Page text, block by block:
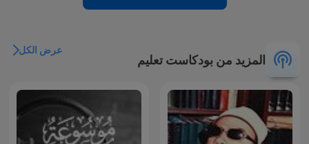
المزيد من بودكاست تعليم
عرض الكل